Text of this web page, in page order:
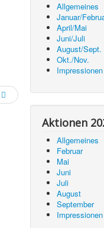
Allgemeines
Januar/
April/Mai
Juni/Juli
August/Sept.
Okt./Nov.
Impressionen
Aktionen
Allgemeines
Februar
Mai
Juni
Juli
August
September
Impressionen